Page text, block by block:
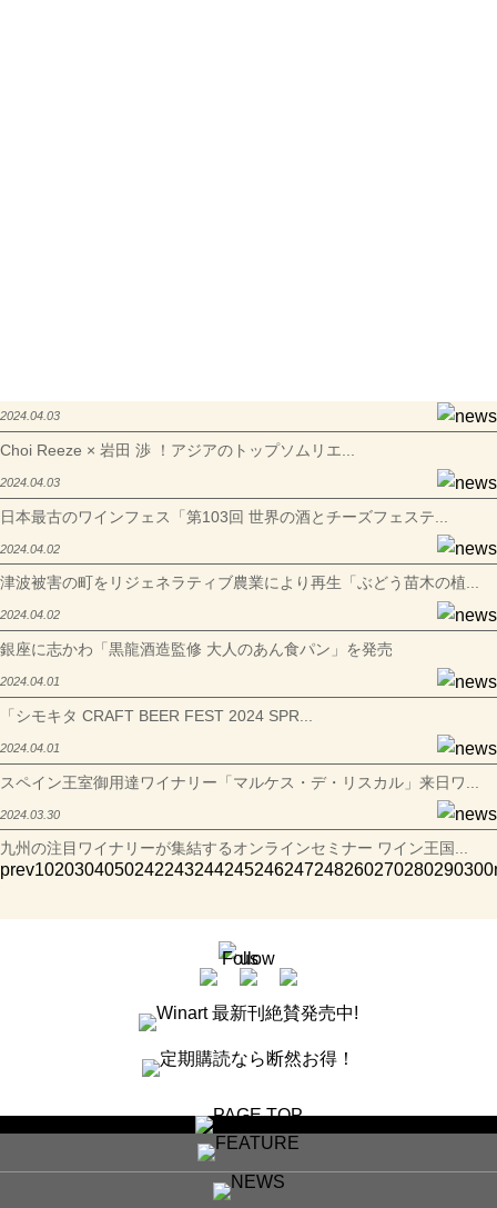
2024.04.03
Choi Reeze × 岩田 渉 ！アジアのトップソムリエ...
2024.04.03
日本最古のワインフェス「第103回 世界の酒とチーズフェステ...
2024.04.02
津波被害の町をリジェネラティブ農業により再生「ぶどう苗木の植...
2024.04.02
銀座に志かわ「黒龍酒造監修 大人のあん食パン」を発売
2024.04.01
「シモキタ CRAFT BEER FEST 2024 SPR...
2024.04.01
スペイン王室御用達ワイナリー「マルケス・デ・リスカル」来日ワ...
2024.03.30
九州の注目ワイナリーが集結するオンラインセミナー ワイン王国...
prev1020304050242243244245246247248260270280290300